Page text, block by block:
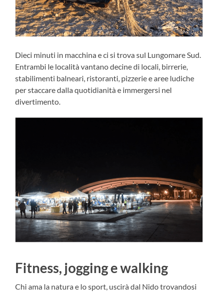
Dieci minuti in macchina e ci si trova sul Lungomare Sud.
Entrambi le località vantano decine di locali, birrerie,
stabilimenti balneari, ristoranti, pizzerie e aree ludiche
per staccare dalla quotidianità e immergersi nel
divertimento.
Fitness, jogging e walking
Chi ama la natura e lo sport, uscirà dal Nido trovandosi